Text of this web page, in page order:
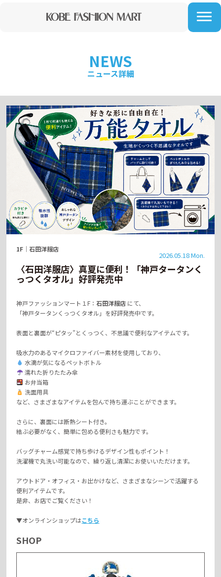
NEWS
ニュース詳細
1F ｜石田洋服店
2026.05.18 Mon.
〈石田洋服店〉真夏に便利！「神戸タータンく
っつくタオル」好評発売中
神戸ファッションマート１F：石田洋服店 にて、
「神戸タータンくっつくタオル」を好評発売中です。
表面と裏面が“ピタッ”とくっつく、不思議で便利なアイテムです。
吸水力のあるマイクロファイバー素材を使用しており、
水滴が気になるペットボトル
濡れた折りたたみ傘
お弁当箱
洗面用具
など、さまざまなアイテムを包んで持ち運ぶことができます。
さらに、裏面には断熱シート付き。
結ぶ必要がなく、簡単に包める便利さも魅力です。
バッグチャーム感覚で持ち歩けるデザイン性もポイント！
洗濯機で丸洗い可能なので、繰り返し清潔にお使いいただけます。
アウトドア・オフィス・お出かけなど、さまざまなシーンで活躍する
便利アイテムです。
是非、お店でご覧ください！
▼オンラインショップはこちら
SHOP